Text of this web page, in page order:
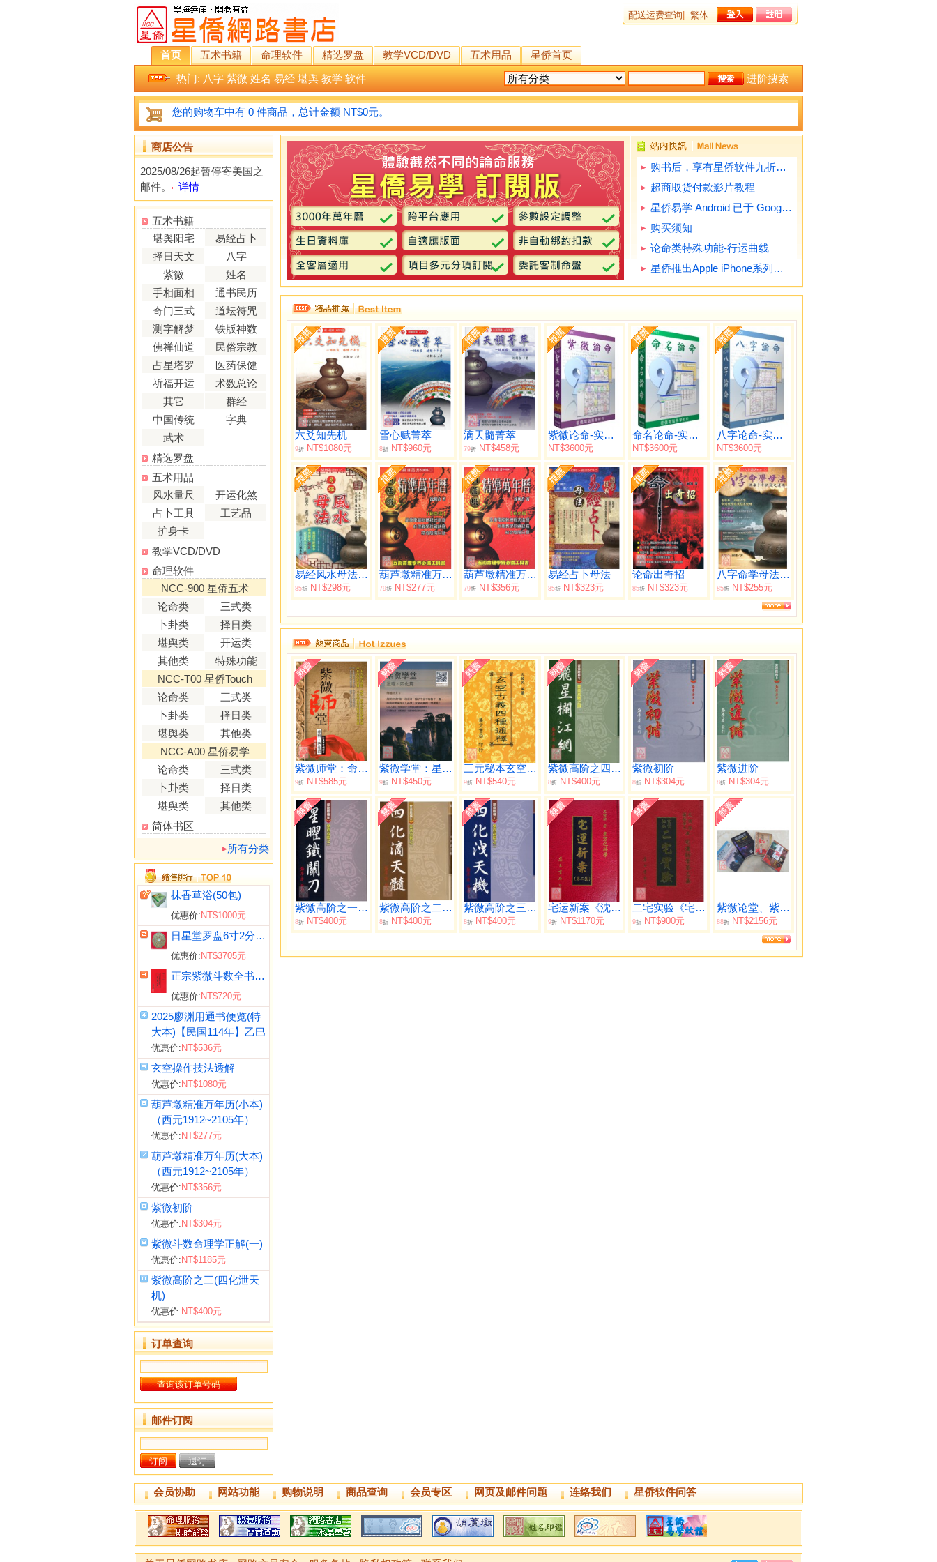
配送运费查询 繁体
首页 五术书籍 命理软件 精选罗盘 教学VCD/DVD 五术用品
星侨首页
热门: 八字 紫微 姓名 易经 堪舆 教学 软件 进阶搜索
您的购物车中有 0 件商品，总计金额 NT$0元。
商店公告
2025/08/26起暂停寄美国之
邮件。
详情
五术书籍
堪舆阳宅
易经占卜
择日天文
八字
紫微
姓名
手相面相
通书民历
奇门三式
道坛符咒
测字解梦
铁版神数
佛禅仙道
民俗宗教
占星塔罗
医药保健
祈福开运
术数总论
其它
群经
中国传统
字典
武术
精选罗盘
五术用品
风水量尺
开运化煞
占卜工具
工艺品
护身卡
教学VCD/DVD
命理软件
NCC-900 星侨五术
论命类
三式类
卜卦类
择日类
堪舆类
开运类
其他类
特殊功能
NCC-T00 星侨Touch
论命类
三式类
卜卦类
择日类
堪舆类
其他类
NCC-A00 星侨易学
论命类
三式类
卜卦类
择日类
堪舆类
其他类
简体书区
所有分类
抹香草浴(50包)
优惠价: NT$1000元
日星堂罗盘6寸2分(综合)电木附水平
优惠价: NT$3705元
正宗紫微斗数全书《正宗占星术》
优惠价: NT$720元
2025廖渊用通书便览(特
大本)【民国114年】乙巳
优惠价: NT$536元
玄空操作技法透解
优惠价: NT$1080元
葫芦墩精准万年历(小本)
（西元1912~2105年）
优惠价: NT$277元
葫芦墩精准万年历(大本)
（西元1912~2105年）
优惠价: NT$356元
紫微初阶
优惠价: NT$304元
紫微斗数命理学正解(一)
优惠价: NT$1185元
紫微高阶之三(四化泄天
机)
优惠价: NT$400元
订单查询
邮件订阅
购书后，享有星侨软件九折优惠(不含特殊功能)
超商取货付款影片教程
星侨易学 Android 已于 Google Play 提供下载试用
购买须知
论命类特殊功能-行运曲线
星侨推出Apple iPhone系列软件
六爻知先机
9折 NT$1080元
雪心赋菁萃
8折 NT$960元
滴天髓菁萃
79折 NT$458元
紫微论命-实用版
NT$3600元
命名论命-实用版
NT$3600元
八字论命-实用版
NT$3600元
易经风水母法【国学经典】
85折 NT$298元
葫芦墩精准万年历(小本)（西元1912~2105年）
79折 NT$277元
葫芦墩精准万年历(大本)（西元1912~2105年）
79折 NT$356元
易经占卜母法
85折 NT$323元
论命出奇招
85折 NT$323元
八字命学母法-渊海子平诀窍之运用
85折 NT$255元
紫微师堂：命格、四化篇
9折 NT$585元
紫微学堂：星曜、四化篇
9折 NT$450元
三元秘本玄空古义四种通释(平装)
9折 NT$540元
紫微高阶之四(飞星栏江网)
8折 NT$400元
紫微初阶
8折 NT$304元
紫微进阶
8折 NT$304元
紫微高阶之一(星曜铁关刀)
8折 NT$400元
紫微高阶之二(四化滴天髓)
8折 NT$400元
紫微高阶之三(四化泄天机)
8折 NT$400元
宅运新案《沈氏玄空阳宅断验实例》第二集
9折 NT$1170元
二宅实验《宅运新案第三集》
9折 NT$900元
紫微论堂、紫微师堂、紫微讲堂、紫微学堂【一套四册】
88折 NT$2156元
会员协助 网站功能 购物说明 商品查询 会员专区 网页及邮件问题 连络我们 星侨软件问答